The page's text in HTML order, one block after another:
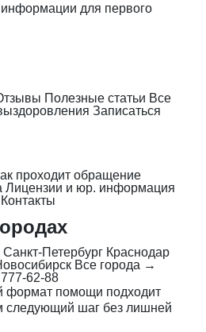
для первого
Полезные статьи Все
Записаться
проходит обращение
Лицензии и юр. информация
Контакты
Санкт-Петербург Краснодар
Все города →
62-88
формат помощи подходит
следующий шаг без лишней